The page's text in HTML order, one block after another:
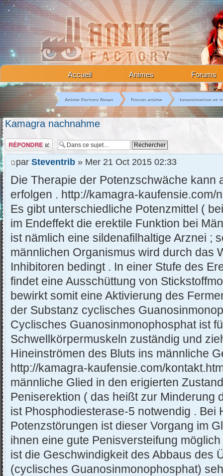
Accueil Animes Forums
Anime Factory News Forum anime Japanimation et
Kamagra nachnahme
Répondre
par Steventrib » Mer 21 Oct 2015 02:33
Die Therapie der Potenzschwäche kann
erfolgen . http://kamagra-kaufensie.com/
Es gibt unterschiedliche Potenzmittel (
im Endeffekt die erektile Funktion bei
ist nämlich eine sildenafilhaltige Arznei ;
männlichen Organismus wird durch das
Inhibitoren bedingt . In einer Stufe des
findet eine Ausschüttung von
bewirkt somit eine Aktivierung des
der Substanz cyclisches
Cyclisches Guanosinmonophosphat ist
Schwellkörpermuskeln zuständig und
Hineinströmen des Bluts ins männliche
http://kamagra-kaufensie.com/
männliche Glied in den erigierten
Peniserektion ( das heißt zur Minderung
ist Phosphodiesterase-5 notwendig . Bei
Potenzstörungen ist dieser Vorgang im
ihnen eine gute Penisversteifung
ist die Geschwindigkeit des Abbaus des
(cyclisches Guanosinmonophosphat)